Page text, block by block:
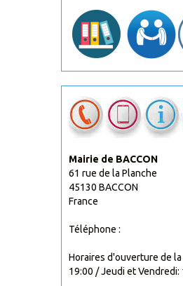
Mairie de BACCON
61 rue de la Planche
45130 BACCON
France
Téléphone :
Horaires d'ouverture de la
19:00 / Jeudi et Vendredi: